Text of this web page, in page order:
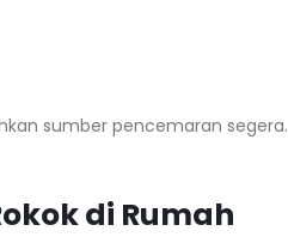
sumber pencemaran segera.
di Rumah